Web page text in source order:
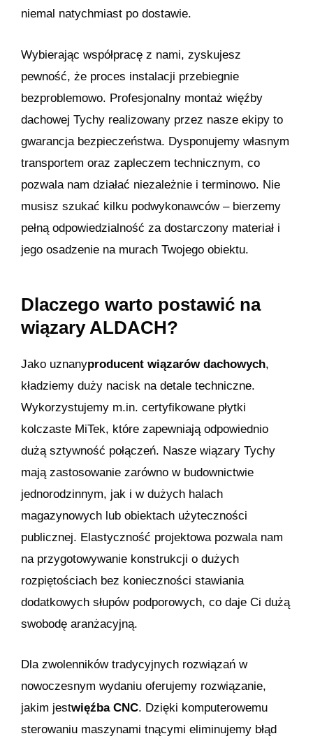
niemal natychmiast po dostawie.
Wybierając współpracę z nami, zyskujesz
pewność, że proces instalacji przebiegnie
bezproblemowo. Profesjonalny montaż więźby
dachowej Tychy realizowany przez nasze ekipy to
gwarancja bezpieczeństwa. Dysponujemy własnym
transportem oraz zapleczem technicznym, co
pozwala nam działać niezależnie i terminowo. Nie
musisz szukać kilku podwykonawców – bierzemy
pełną odpowiedzialność za dostarczony materiał i
jego osadzenie na murach Twojego obiektu.
Dlaczego warto postawić na
wiązary ALDACH?
Jako uznanyproducent wiązarów dachowych,
kładziemy duży nacisk na detale techniczne.
Wykorzystujemy m.in. certyfikowane płytki
kolczaste MiTek, które zapewniają odpowiednio
dużą sztywność połączeń. Nasze wiązary Tychy
mają zastosowanie zarówno w budownictwie
jednorodzinnym, jak i w dużych halach
magazynowych lub obiektach użyteczności
publicznej. Elastyczność projektowa pozwala nam
na przygotowywanie konstrukcji o dużych
rozpiętościach bez konieczności stawiania
dodatkowych słupów podporowych, co daje Ci dużą
swobodę aranżacyjną.
Dla zwolenników tradycyjnych rozwiązań w
nowoczesnym wydaniu oferujemy rozwiązanie,
jakim jestwięźba CNC. Dzięki komputerowemu
sterowaniu maszynami tnącymi eliminujemy błąd